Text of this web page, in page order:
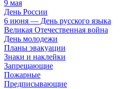
9 мая
День России
6 июня — День русского языка
Великая Отечественная война
День молодежи
Планы эвакуации
Знаки и наклейки
Запрещающие
Пожарные
Предписывающие